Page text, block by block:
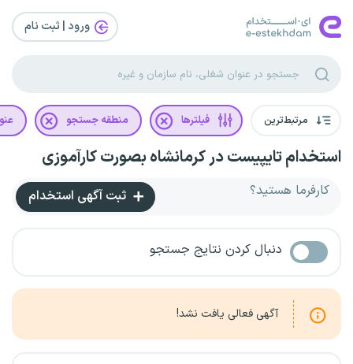
ورود | ثبت‌ نام
مرتبط‌ترین فیلترها منطقه جستجو
استخدام تایپیست در کرمانشاه بصورت کارآموزی
کارفرما هستید؟ ثبت آگهی استخدام
دنبال کردن نتایج جستجو
آگهی فعالی یافت نشد!